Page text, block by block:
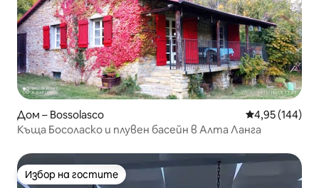
Дом – Bossolasco Средна
4,95 (144)
Къща Босоласко и плувен басейн в Алта Ланга
Избор на гостите
Избор на гостите